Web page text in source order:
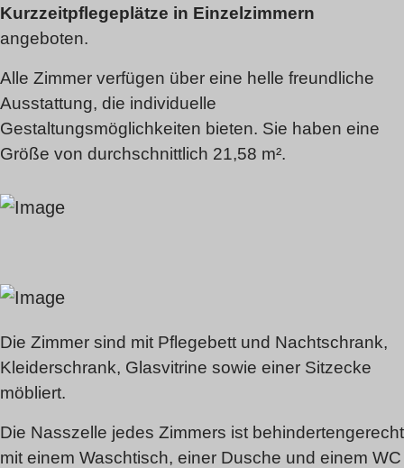
Kurzzeitpflegeplätze in Einzelzimmern
angeboten.
Alle Zimmer verfügen über eine helle freundliche
Ausstattung, die individuelle
Gestaltungsmöglichkeiten bieten. Sie haben eine
Größe von durchschnittlich 21,58 m².
Die Zimmer sind mit Pflegebett und Nachtschrank,
Kleiderschrank, Glasvitrine sowie einer Sitzecke
möbliert.
Die Nasszelle jedes Zimmers ist behindertengerecht
mit einem Waschtisch, einer Dusche und einem WC